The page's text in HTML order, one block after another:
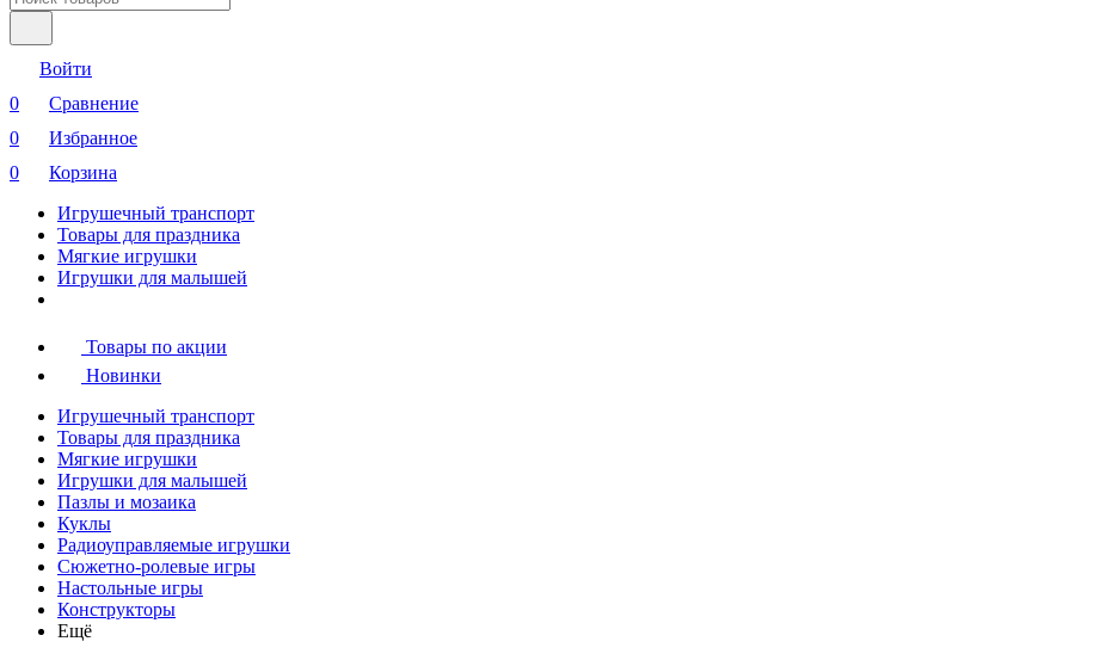
Войти
0
Сравнение
0
Избранное
0
Корзина
Игрушечный транспорт
Товары для праздника
Мягкие игрушки
Игрушки для малышей
Товары по акции
Новинки
Игрушечный транспорт
Товары для праздника
Мягкие игрушки
Игрушки для малышей
Пазлы и мозаика
Куклы
Радиоуправляемые игрушки
Сюжетно-ролевые игры
Настольные игры
Конструкторы
Ещё